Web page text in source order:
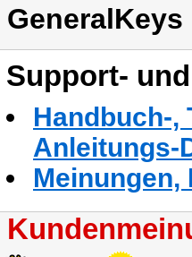
GeneralKeys
Support-
Handbuch-,
Anleitungs-